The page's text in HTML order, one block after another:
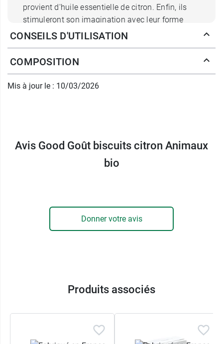
provient d'huile essentielle de citron. Enfin, ils
stimuleront son imagination avec leur forme
d'animaux.
de l'agriculture biologique. Ces biscuits sont
Caractéristiques des biscuits
Entreprise B certifiée.
Sans huile de palme.
exemple lesbiscuits bio tous ronds Good Goût
Conditionnement :20 biscuits.
CONSEILS D'UTILISATION
COMPOSITION
Mis à jour le : 10/03/2026
Avis Good Goût biscuits citron Animaux
bio
Donner votre avis
Produits associés